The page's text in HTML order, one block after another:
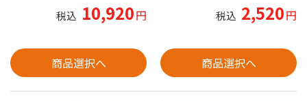
税込 10,920円
商品選択へ
税込 2,520円
商品選択へ